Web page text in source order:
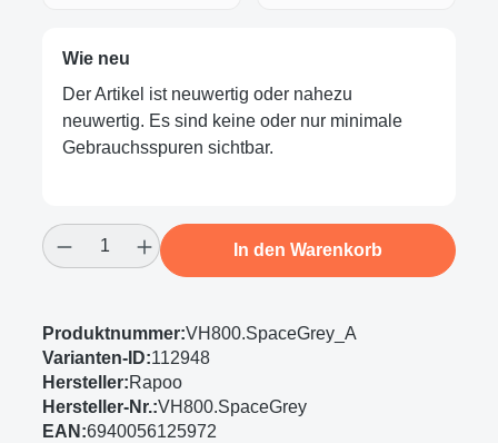
Wie neu
Der Artikel ist neuwertig oder nahezu
neuwertig. Es sind keine oder nur minimale
Gebrauchsspuren sichtbar.
Produkt Anzahl: Gib den gewünschten
In den Warenkorb
Produktnummer:VH800.SpaceGrey_A
Varianten-ID:112948
Hersteller:Rapoo
Hersteller-Nr.:VH800.SpaceGrey
EAN:6940056125972